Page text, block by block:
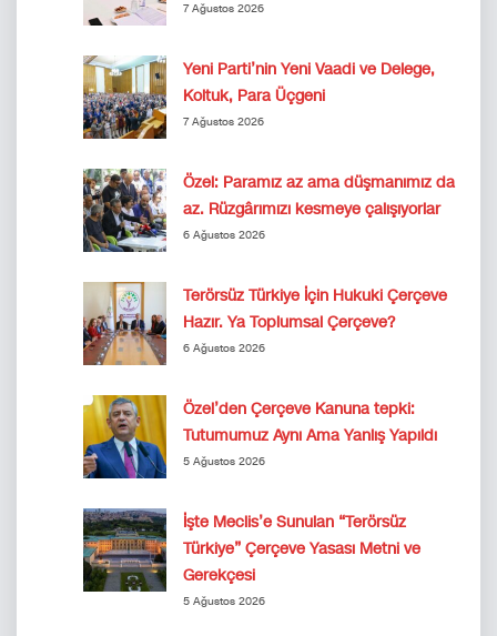
7 Ağustos 2026
Yeni Parti’nin Yeni Vaadi ve Delege,
Koltuk, Para Üçgeni
7 Ağustos 2026
Özel: Paramız az ama düşmanımız da
az. Rüzgârımızı kesmeye çalışıyorlar
6 Ağustos 2026
Terörsüz Türkiye İçin Hukuki Çerçeve
Hazır. Ya Toplumsal Çerçeve?
6 Ağustos 2026
Özel’den Çerçeve Kanuna tepki:
Tutumumuz Aynı Ama Yanlış Yapıldı
5 Ağustos 2026
İşte Meclis’e Sunulan “Terörsüz
Türkiye” Çerçeve Yasası Metni ve
Gerekçesi
5 Ağustos 2026